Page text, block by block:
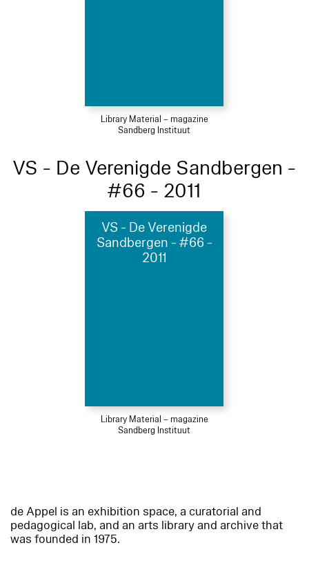
Library Material – magazine
Sandberg Instituut
VS - De Verenigde Sandbergen -
#66 - 2011
VS - De Verenigde
Sandbergen - #66 -
2011
Library Material – magazine
Sandberg Instituut
de Appel is an exhibition space, a curatorial and
pedagogical lab, and an arts library and archive that
was founded in 1975.